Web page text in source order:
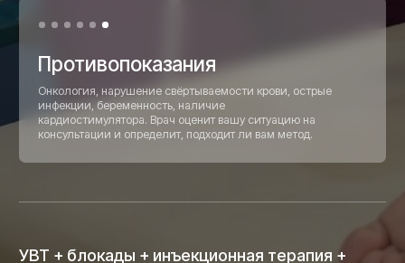
Оценка динамики, коррекция плана. Вы под
наблюдением, пока боль не уйдет
полностью.
Контроль результата
в КБ Клиник